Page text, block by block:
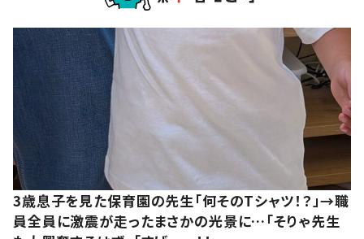
3歳息子を見た保育園の先生「何そのTシャツ！？」→職
員全員に激震が走ったまさかの光景に…「そりゃ先生